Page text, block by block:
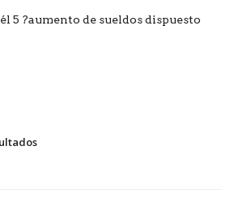
5 ?aumento de sueldos dispuesto